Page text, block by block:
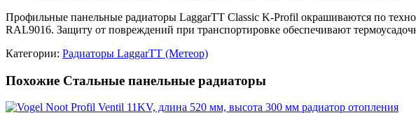
Профильные панельные радиаторы LaggarTT Classic K-Profil окрашиваются по
RAL9016. Защиту от повреждений при транспортировке обеспечивают
Категории: Радиаторы LaggarTT (Метеор)
Похожие Стальные панельные радиаторы